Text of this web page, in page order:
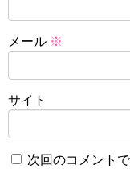
メール ※
サイト
次回のコメント